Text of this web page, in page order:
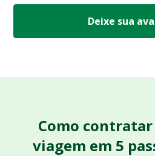
Deixe sua
Como
viagem em 5